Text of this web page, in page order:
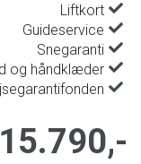
Liftkort
Guideservice
Snegaranti
og håndklæder